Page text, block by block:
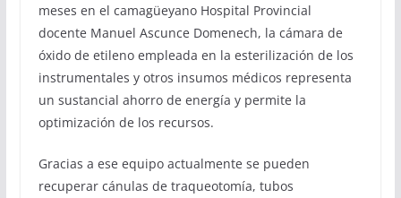
meses en el camagüeyano Hospital Provincial
docente Manuel Ascunce Domenech, la cámara de
óxido de etileno empleada en la esterilización de los
instrumentales y otros insumos médicos representa
un sustancial ahorro de energía y permite la
optimización de los recursos.
Gracias a ese equipo actualmente se pueden
recuperar cánulas de traqueotomía, tubos